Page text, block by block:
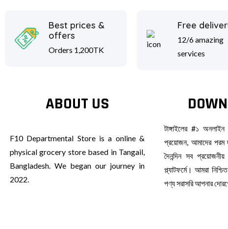
Best prices &
offers
Orders 1,200TK
Free
12/6 amazing
services
ABOUT US
F10 Departmental Store is a online &
physical grocery store based in Tangail,
Bangladesh. We began our journey in
2022.
টাঙ্গাইলের #১
প্রয়োজন, আমাদের পরম
দৈনন্দিন সব
প্ল্যাটফর্মে। আমরা
পণ্য সরাসরি আপনার